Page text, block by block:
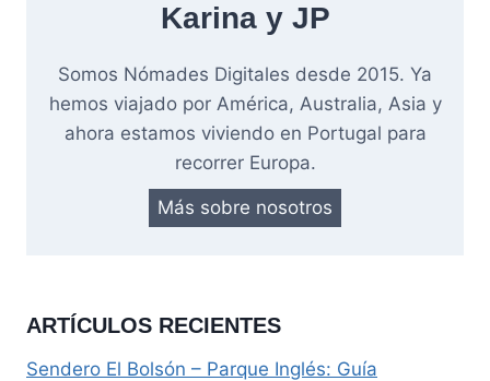
Karina y JP
Somos Nómades Digitales desde 2015. Ya
hemos viajado por América, Australia, Asia y
ahora estamos viviendo en Portugal para
recorrer Europa.
Más sobre nosotros
ARTÍCULOS RECIENTES
Sendero El Bolsón – Parque Inglés: Guía